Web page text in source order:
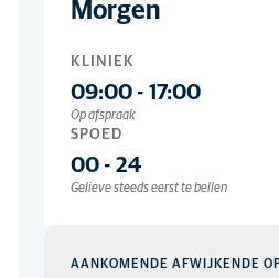
Morgen
KLINIEK
09:00 - 17:00
Op afspraak
SPOED
00 - 24
Gelieve steeds eerst te bellen
AANKOMENDE AFWIJKENDE